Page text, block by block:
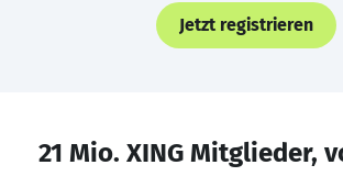
Jetzt registrieren
21 Mio. XING Mitglieder,